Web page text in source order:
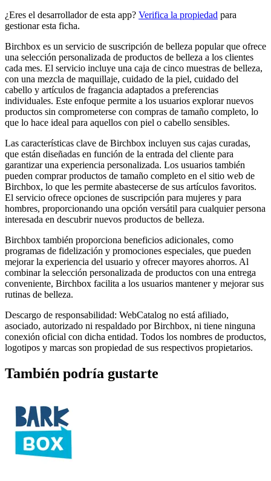
¿Eres el desarrollador de esta app? Verifica la propiedad para
gestionar esta ficha.
Birchbox es un servicio de suscripción de belleza popular que ofrece
una selección personalizada de productos de belleza a los clientes
cada mes. El servicio incluye una caja de cinco muestras de belleza,
con una mezcla de maquillaje, cuidado de la piel, cuidado del
cabello y artículos de fragancia adaptados a preferencias
individuales. Este enfoque permite a los usuarios explorar nuevos
productos sin comprometerse con compras de tamaño completo, lo
que lo hace ideal para aquellos con piel o cabello sensibles.
Las características clave de Birchbox incluyen sus cajas curadas,
que están diseñadas en función de la entrada del cliente para
garantizar una experiencia personalizada. Los usuarios también
pueden comprar productos de tamaño completo en el sitio web de
Birchbox, lo que les permite abastecerse de sus artículos favoritos.
El servicio ofrece opciones de suscripción para mujeres y para
hombres, proporcionando una opción versátil para cualquier persona
interesada en descubrir nuevos productos de belleza.
Birchbox también proporciona beneficios adicionales, como
programas de fidelización y promociones especiales, que pueden
mejorar la experiencia del usuario y ofrecer mayores ahorros. Al
combinar la selección personalizada de productos con una entrega
conveniente, Birchbox facilita a los usuarios mantener y mejorar sus
rutinas de belleza.
Descargo de responsabilidad: WebCatalog no está afiliado,
asociado, autorizado ni respaldado por Birchbox, ni tiene ninguna
conexión oficial con dicha entidad. Todos los nombres de productos,
logotipos y marcas son propiedad de sus respectivos propietarios.
También podría gustarte